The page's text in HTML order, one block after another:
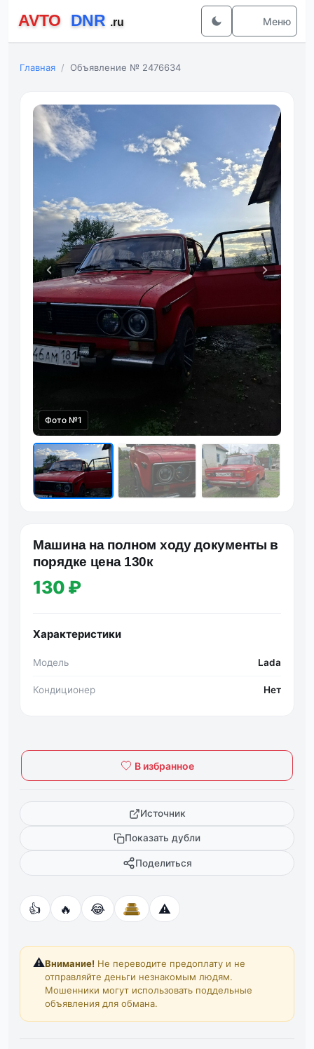
Меню
Главная Объявление № 2476634
Фото №1
Машина на полном ходу документы в
порядке цена 130к
130 ₽
Характеристики
Модель Lada
Кондиционер Нет
В избранное
Источник
Показать дубли
Поделиться
👍 🔥 😂 ⚠️
⚠️Внимание! Не переводите предоплату и не
отправляйте деньги незнакомым людям.
Мошенники могут использовать поддельные
объявления для обмана.